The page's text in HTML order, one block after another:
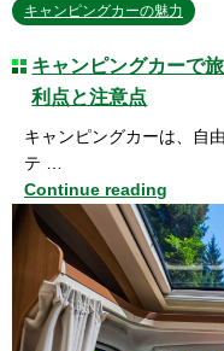
キャンピングカーの魅力
キャンピングカーで
利点と注意点
キャンピングカーは、自
テ …
Continue reading